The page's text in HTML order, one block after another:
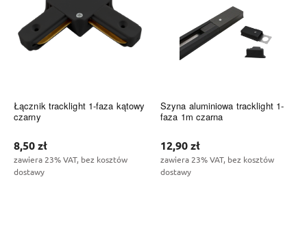
Łącznik tracklight 1-faza kątowy
czarny
8,50 zł
zawiera 23% VAT, bez kosztów
dostawy
Szyna aluminiowa tracklight 1-
faza 1m czarna
12,90 zł
zawiera 23% VAT, bez kosztów
dostawy